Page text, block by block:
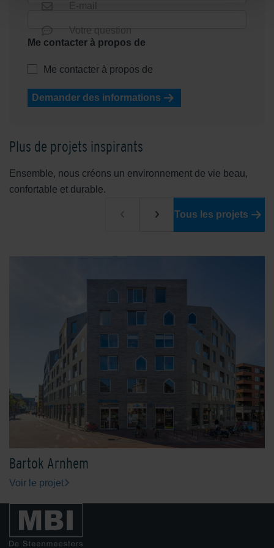
E-mail
Votre question
Me contacter à propos de
Me contacter à propos de
Demander des informations
Plus de projets inspirants
Ensemble, nous créons un environnement de vie beau,
confortable et durable.
Tous les projets
Bartok Arnhem
Voir le projet